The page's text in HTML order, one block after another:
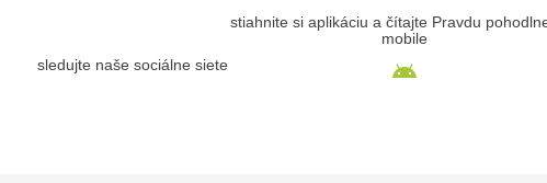
sledujte naše sociálne siete
stiahnite si aplikáciu a čítajte Pravdu
mobile